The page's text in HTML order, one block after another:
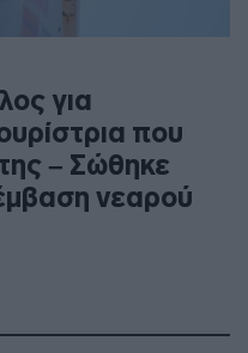
για
που
– Σώθηκε
νεαρού